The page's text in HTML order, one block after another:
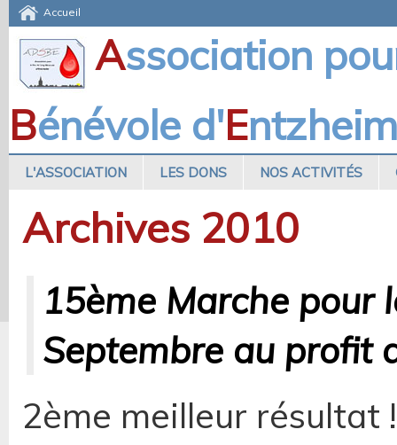
Accueil
Association
Bénévole d'Entzheim
L'ASSOCIATION LES DONS NOS ACTIVITÉS
Archives 2010
15ème Marche pour
Septembre au profit
2ème meilleur résultat